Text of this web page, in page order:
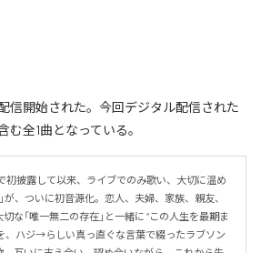
信開始された。今回デジタル配信された
む全1曲となっている。
初披露して以来、ライブでのみ歌い、大切に温め
が、ついに初音源化。恋人、夫婦、家族、親友、
切な「唯一無二の存在」と一緒に “この人生を最期ま
、ハジ→らしい真っ直ぐな言葉で綴ったラブソン